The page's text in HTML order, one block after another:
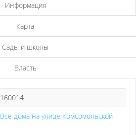
Информация
Карта
Сады и школы
Власть
160014
Все дома на улице Комсомольской